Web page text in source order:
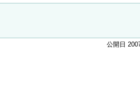
公開日